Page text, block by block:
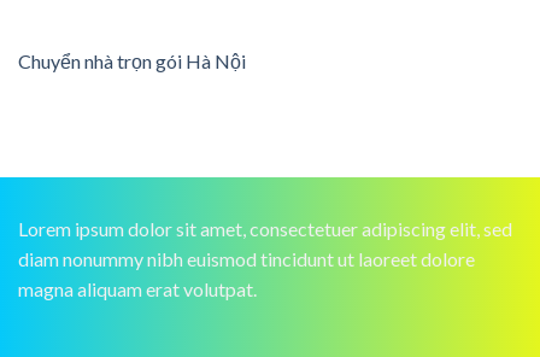
Chuyển nhà trọn gói Hà Nội
Lorem ipsum dolor sit amet, consectetuer adipiscing elit, sed
diam nonummy nibh euismod tincidunt ut laoreet dolore
magna aliquam erat volutpat.